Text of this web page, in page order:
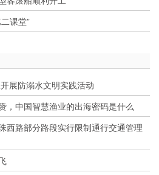
课堂”
展防溺水文明实践活动
，中国智慧渔业的出海密码是什么
西路部分路段实行限制通行交通管理